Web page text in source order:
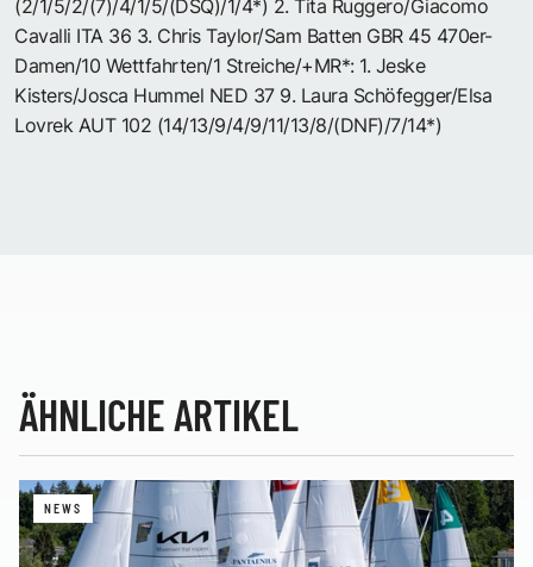
(2/1/5/2/(7)/4/1/5/(DSQ)/1/4*) 2. Tita Ruggero/Giacomo
Cavalli ITA 36 3. Chris Taylor/Sam Batten GBR 45 470er-
Damen/10 Wettfahrten/1 Streiche/+MR*: 1. Jeske
Kisters/Josca Hummel NED 37 9. Laura Schöfegger/Elsa
Lovrek AUT 102 (14/13/9/4/9/11/13/8/(DNF)/7/14*)
ÄHNLICHE ARTIKEL
NEWS